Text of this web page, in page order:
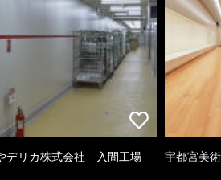
デリカ株式会社 入間工場 宇都宮美